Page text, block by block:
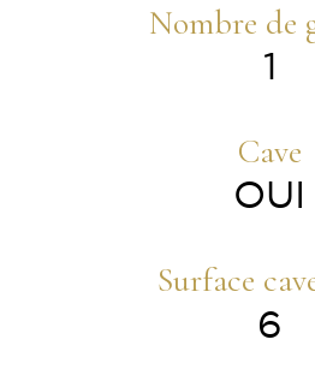
Nombre de
1
Cave
OUI
Surface
6